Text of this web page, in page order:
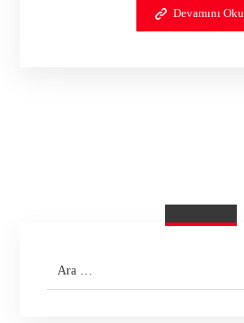
Devamını Oku